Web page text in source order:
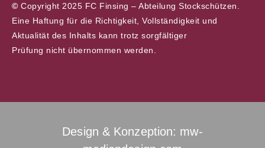
© Copyright 2025 FC Finsing – Abteilung Stockschützen.
Eine Haftung für die Richtigkeit, Vollständigkeit und
Aktualität des Inhalts kann trotz sorgfältiger
Prüfung nicht übernommen werden.
Design & Konzeption: mw-